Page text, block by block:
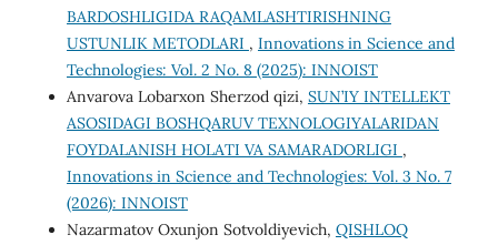
BARDOSHLIGIDA RAQAMLASHTIRISHNING
USTUNLIK METODLARI , Innovations in Science and
Technologies: Vol. 2 No. 8 (2025): INNOIST
Anvarova Lobarxon Sherzod qizi, SUN’IY INTELLEKT
ASOSIDAGI BOSHQARUV TEXNOLOGIYALARIDAN
FOYDALANISH HOLATI VA SAMARADORLIGI ,
Innovations in Science and Technologies: Vol. 3 No. 7
(2026): INNOIST
Nazarmatov Oxunjon Sotvoldiyevich, QISHLOQ